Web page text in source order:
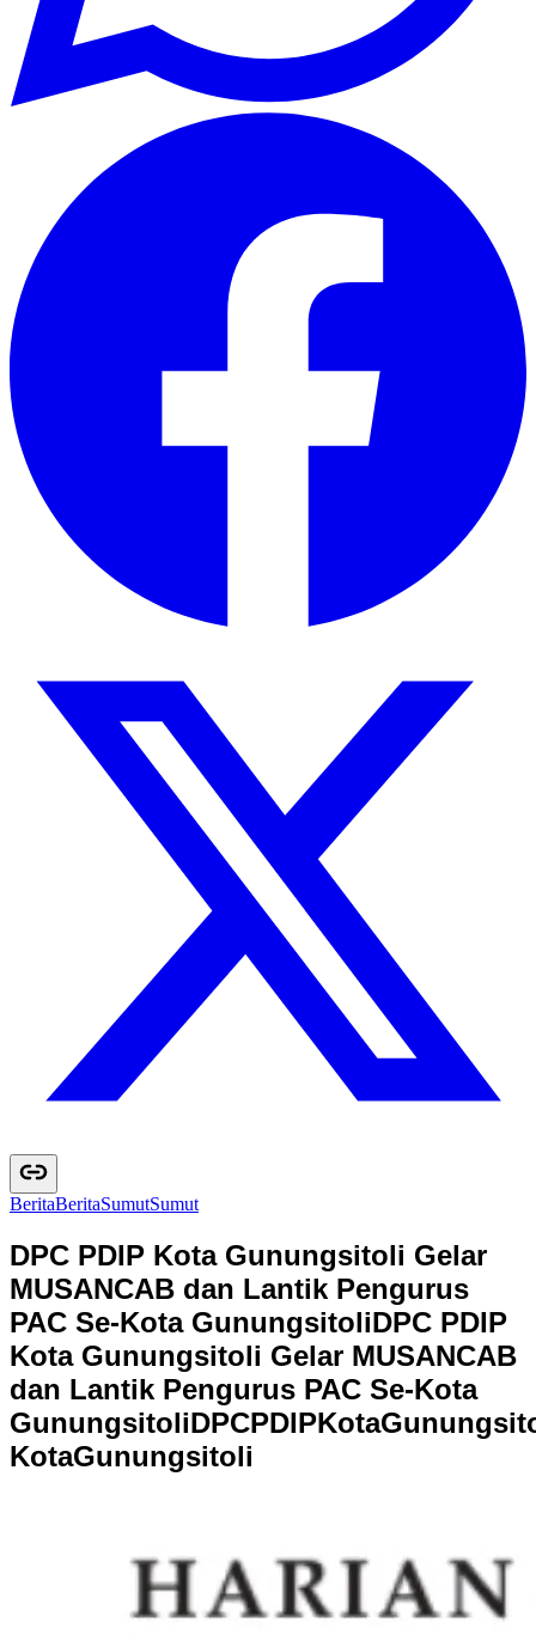
BeritaBeritaSumutSumut
DPC PDIP Kota Gunungsitoli Gelar
MUSANCAB dan Lantik Pengurus
PAC Se-Kota GunungsitoliDPC PDIP
Kota Gunungsitoli Gelar MUSANCAB
dan Lantik Pengurus PAC Se-Kota
GunungsitoliDPCPDIPKotaGunungsit
KotaGunungsitoli